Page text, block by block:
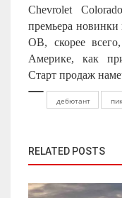
Chevrolet
премьера
OB, скорее
Америке, как
Старт продаж
дебютант
RELATED POSTS